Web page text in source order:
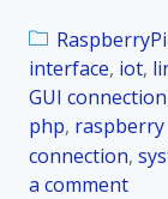
접
속
_
0
6
.
2
interface, iot,
GUI connection
php, raspberry
connection,
a comment